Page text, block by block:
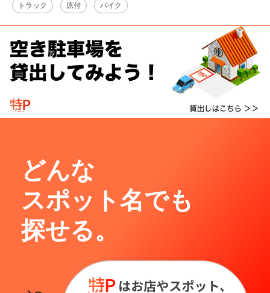
トラック 原付 バイク
どんな
スポット名でも
探せる。